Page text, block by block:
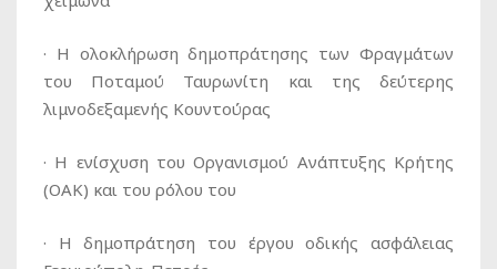
· Η ολοκλήρωση δημοπράτησης των Φραγμάτων
του Ποταμού Ταυρωνίτη και της δεύτερης
λιμνοδεξαμενής Κουντούρας
· Η ενίσχυση του Οργανισμού Ανάπτυξης Κρήτης
(ΟΑΚ) και του ρόλου του
· Η δημοπράτηση του έργου οδικής ασφάλειας